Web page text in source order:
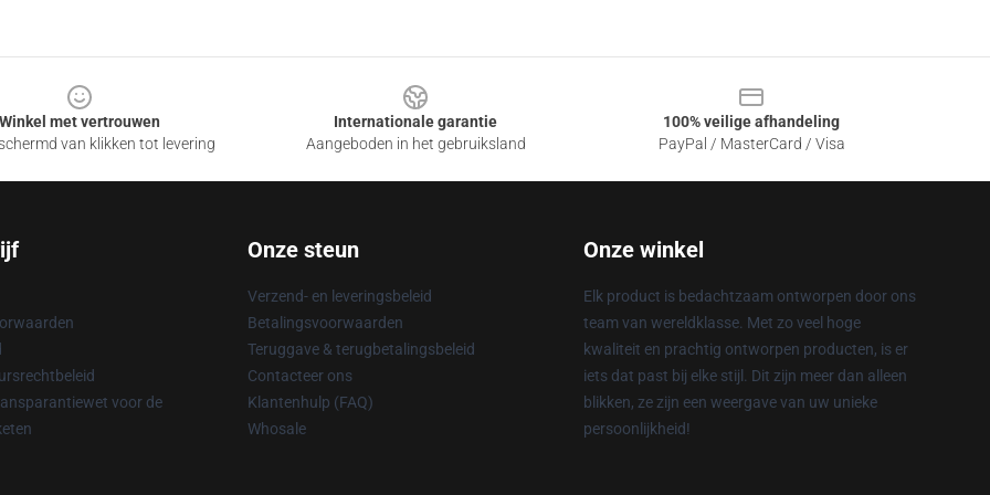
Winkel met vertrouwen
van klikken tot levering
Internationale garantie
Aangeboden in het gebruiksland
100% veilige afhandeling
PayPal / MasterCard / Visa
voor de
Onze steun
Verzend- en leveringsbeleid
Betalingsvoorwaarden
Teruggave & terugbetalingsbeleid
Contacteer ons
Klantenhulp (FAQ)
Whosale
Onze winkel
Elk product is bedachtzaam ontworpen door ons
team van wereldklasse. Met zo veel hoge
kwaliteit en prachtig ontworpen producten, is er
iets dat past bij elke stijl. Dit zijn meer dan alleen
blikken, ze zijn een weergave van uw unieke
persoonlijkheid!